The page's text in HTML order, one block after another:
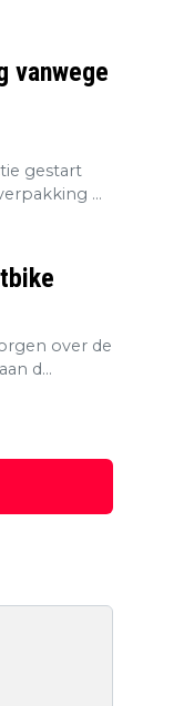
vanwege
gestart
...
over de
d...